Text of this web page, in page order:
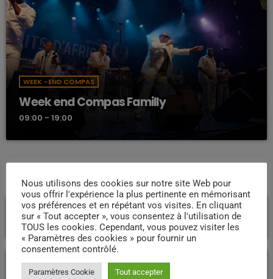
WEEK -END COMPAS
Week end Compas Familly
09:00 - 19:00
PROCHAINES ÉMISSIONS
Nostalgie retro
DJ WILDFRIED
23:40 - 23:55
Le Bon Vieux Temps
20:00 - 00:00
Nous utilisons des cookies sur notre site Web pour
vous offrir l'expérience la plus pertinente en mémorisant
vos préférences et en répétant vos visites. En cliquant
sur « Tout accepter », vous consentez à l'utilisation de
TOUS les cookies. Cependant, vous pouvez visiter les
« Paramètres des cookies » pour fournir un
consentement contrôlé.
Paramètres Cookie Tout accepter